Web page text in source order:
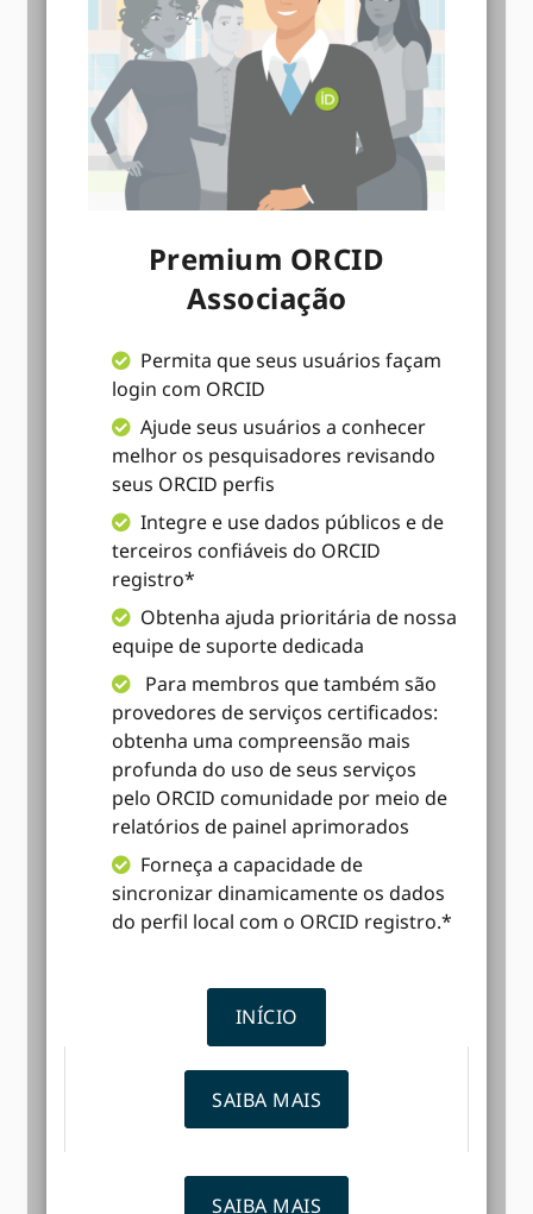
Premium ORCID
Associação
Permita que seus usuários façam
login com ORCID
Ajude seus usuários a conhecer
melhor os pesquisadores revisando
seus ORCID perfis
Integre e use dados públicos e de
terceiros confiáveis ​​do ORCID
registro*
Obtenha ajuda prioritária de nossa
equipe de suporte dedicada
Para membros que também são
provedores de serviços certificados:
obtenha uma compreensão mais
profunda do uso de seus serviços
pelo ORCID comunidade por meio de
relatórios de painel aprimorados
Forneça a capacidade de
sincronizar dinamicamente os dados
do perfil local com o ORCID registro.*
INÍCIO
SAIBA MAIS
SAIBA MAIS